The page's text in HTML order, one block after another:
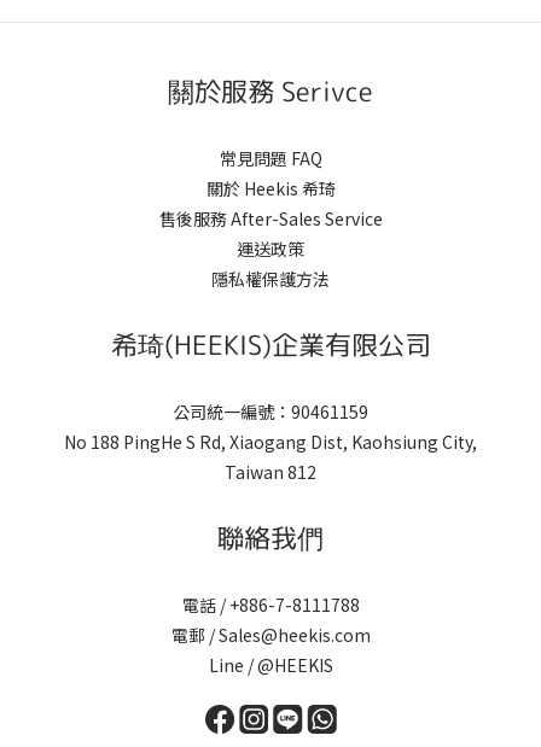
關於服務 Serivce
常見問題 FAQ
關於 Heekis 希琦
售後服務 After-Sales Service
運送政策
隱私權保護方法
希琦(HEEKIS)企業有限公司
公司統一編號：90461159
No 188 PingHe S Rd, Xiaogang Dist, Kaohsiung City,
Taiwan 812
聯絡我們
電話 / +886-7-8111788
電郵 / Sales@heekis.com
Line / @HEEKIS